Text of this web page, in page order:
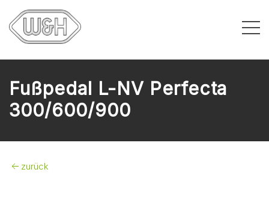
Fußpedal L-NV Perfecta
300/600/900
zurück